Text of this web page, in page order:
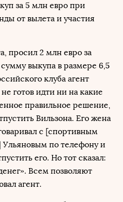
за 5 млн евро при
от вылета и участия
просил 2 млн евро за
выкупа в размере 6,5
клуба агент
готов идти ни на какие
правильное решение,
Вильзона. Его жена
с [спортивным
по телефону и
его. Но тот сказал:
Всем позволяют
агент.